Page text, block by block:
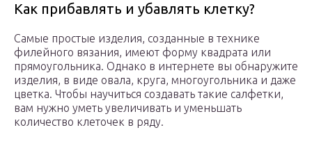
Как прибавлять и убавлять клетку?
Самые простые изделия, созданные в технике
филейного вязания, имеют форму квадрата или
прямоугольника. Однако в интернете вы обнаружите
изделия, в виде овала, круга, многоугольника и даже
цветка. Чтобы научиться создавать такие салфетки,
вам нужно уметь увеличивать и уменьшать
количество клеточек в ряду.